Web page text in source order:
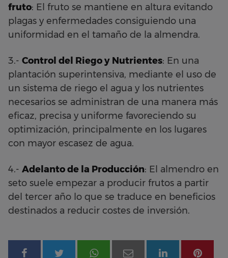
fruto: El fruto se mantiene en altura evitando
plagas y enfermedades consiguiendo una
uniformidad en el tamaño de la almendra.
3.- Control del Riego y Nutrientes: En una
plantación superintensiva, mediante el uso de
un sistema de riego el agua y los nutrientes
necesarios se administran de una manera más
eficaz, precisa y uniforme favoreciendo su
optimización, principalmente en los lugares
con mayor escasez de agua.
4.- Adelanto de la Producción: El almendro en
seto suele empezar a producir frutos a partir
del tercer año lo que se traduce en beneficios
destinados a reducir costes de inversión.